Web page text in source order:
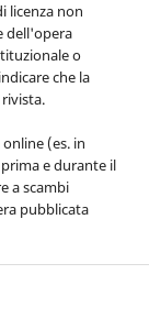
licenza non
dell'opera
o
che la
(es. in
e durante il
a scambi
pubblicata